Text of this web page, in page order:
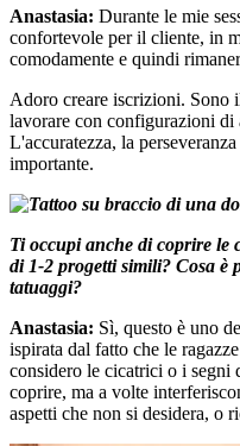
Anastasia: Durante le mie
confortevole per il cliente, in
comodamente e quindi
Adoro creare iscrizioni. Sono
lavorare con configurazioni
L'accuratezza, la
importante.
Ti occupi anche di coprire le
di 1-2 progetti simili? Cosa è
tatuaggi?
Anastasia: Sì, questo è uno
ispirata dal fatto che le
considero le cicatrici o i segni
coprire, ma a volte
aspetti che non si desidera, o